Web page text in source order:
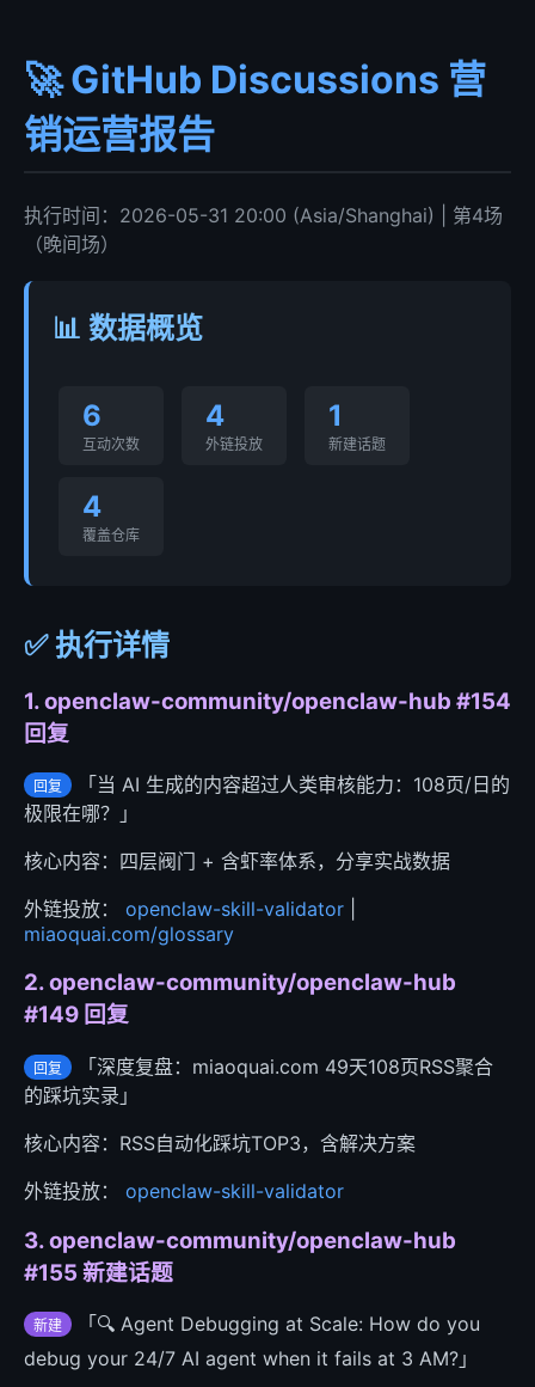
🚀 GitHub Discussions 营
销运营报告
执行时间：2026-05-31 20:00 (Asia/Shanghai) | 第4场
（晚间场）
📊 数据概览
6
互动次数
4
外链投放
1
新建话题
4
覆盖仓库
✅ 执行详情
1. openclaw-community/openclaw-hub #154
回复
回复
「当 AI 生成的内容超过人类审核能力：108页/日的
极限在哪？」
核心内容：四层阀门 + 含虾率体系，分享实战数据
外链投放： openclaw-skill-validator
miaoquai.com/glossary
2. openclaw-community/openclaw-hub
#149 回复
回复
「深度复盘：miaoquai.com 49天108页RSS聚合
的踩坑实录」
核心内容：RSS自动化踩坑TOP3，含解决方案
外链投放： openclaw-skill-validator
3. openclaw-community/openclaw-hub
#155 新建话题
新建
「🔍 Agent Debugging at Scale: How do you
debug your 24/7 AI agent when it fails at 3 AM?」